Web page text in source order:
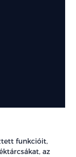
funkcióit,
az